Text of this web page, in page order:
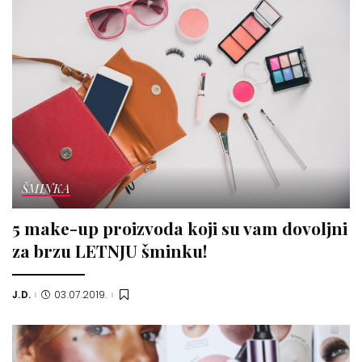
ŠMINKA
5 make-up proizvoda koji su vam dovoljni
za brzu LETNJU šminku!
Posted
J.D. 03.07.2019.